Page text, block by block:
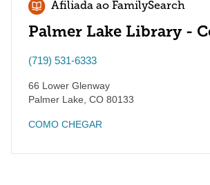
Afiliada ao FamilySearch
Palmer Lake Library -
(719) 531-6333
66 Lower Glenway
Palmer Lake CO 80133
COMO CHEGAR